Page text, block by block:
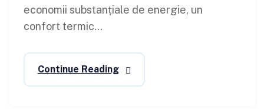
economii substanțiale de energie, un
confort termic...
Continue Reading